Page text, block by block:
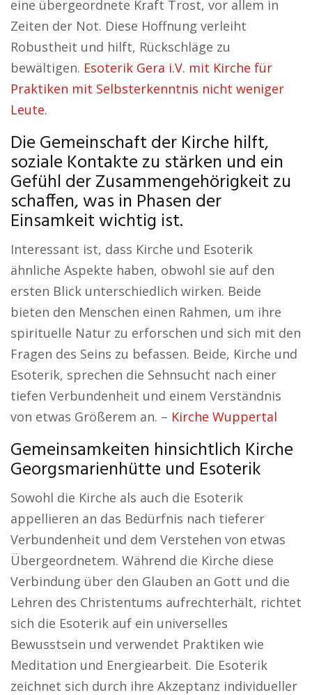
eine übergeordnete Kraft Trost, vor allem in
Zeiten der Not. Diese Hoffnung verleiht
Robustheit und hilft, Rückschläge zu
bewältigen. Esoterik Gera i.V. mit Kirche für
Praktiken mit Selbsterkenntnis nicht weniger
Leute.
Die Gemeinschaft der Kirche hilft,
soziale Kontakte zu stärken und ein
Gefühl der Zusammengehörigkeit zu
schaffen, was in Phasen der
Einsamkeit wichtig ist.
Interessant ist, dass Kirche und Esoterik
ähnliche Aspekte haben, obwohl sie auf den
ersten Blick unterschiedlich wirken. Beide
bieten den Menschen einen Rahmen, um ihre
spirituelle Natur zu erforschen und sich mit den
Fragen des Seins zu befassen. Beide, Kirche und
Esoterik, sprechen die Sehnsucht nach einer
tiefen Verbundenheit und einem Verständnis
von etwas Größerem an. – Kirche Wuppertal
Gemeinsamkeiten hinsichtlich Kirche
Georgsmarienhütte und Esoterik
Sowohl die Kirche als auch die Esoterik
appellieren an das Bedürfnis nach tieferer
Verbundenheit und dem Verstehen von etwas
Übergeordnetem. Während die Kirche diese
Verbindung über den Glauben an Gott und die
Lehren des Christentums aufrechterhält, richtet
sich die Esoterik auf ein universelles
Bewusstsein und verwendet Praktiken wie
Meditation und Energiearbeit. Die Esoterik
zeichnet sich durch ihre Akzeptanz individueller